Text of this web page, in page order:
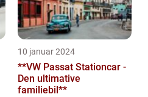
10 januar 2024
**VW Passat Stationcar -
Den ultimative
familiebil**